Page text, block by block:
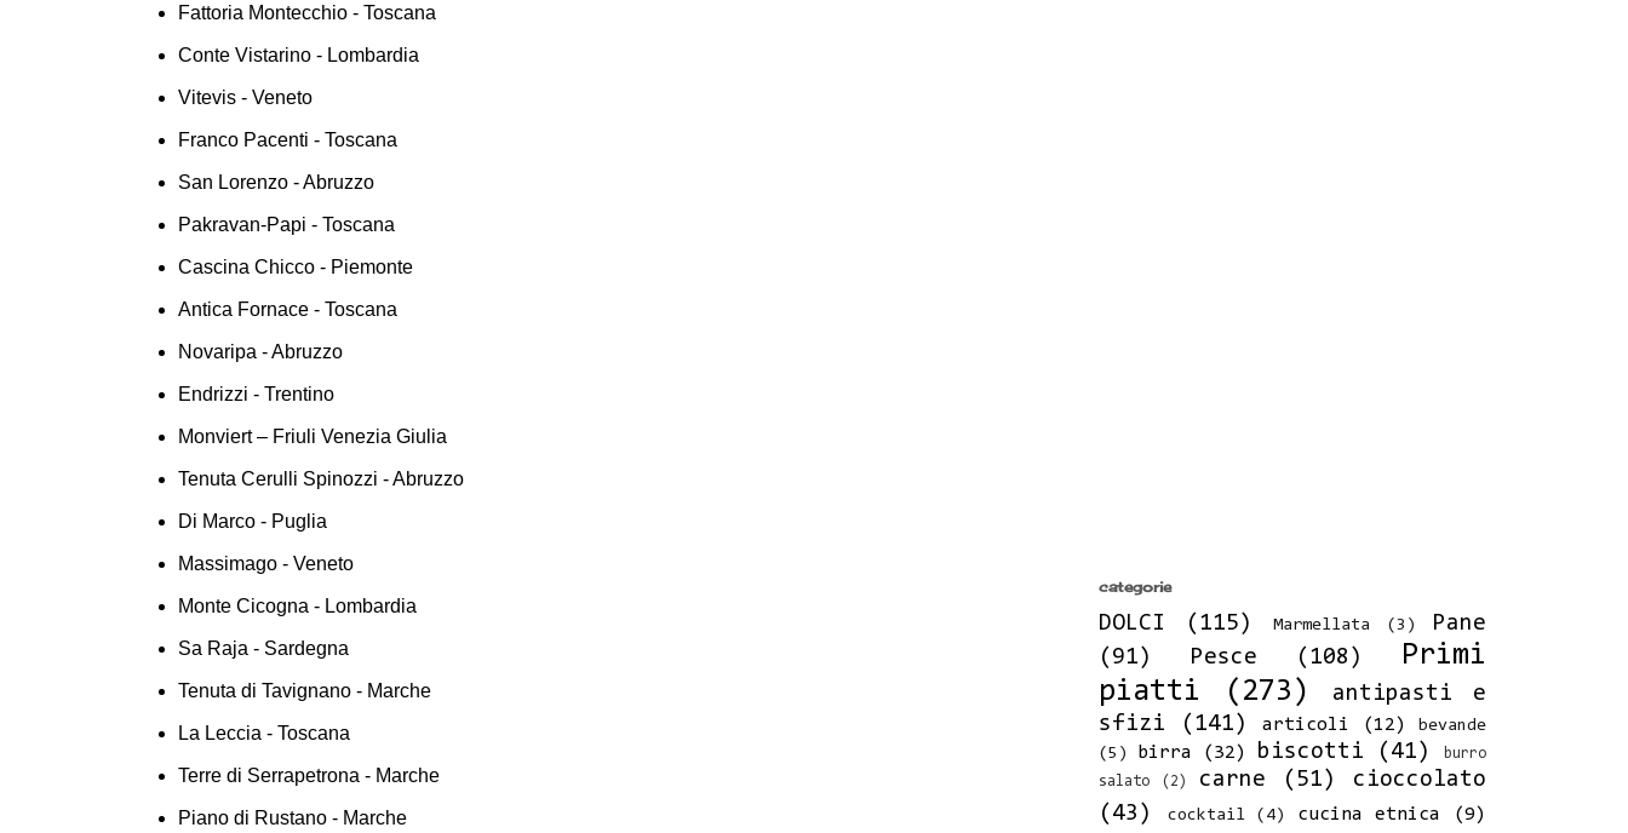
Fattoria Montecchio - Toscana
Conte Vistarino - Lombardia
Vitevis - Veneto
Franco Pacenti - Toscana
San Lorenzo - Abruzzo
Pakravan-Papi - Toscana
Cascina Chicco - Piemonte
Antica Fornace - Toscana
Novaripa - Abruzzo
Endrizzi - Trentino
Monviert – Friuli Venezia Giulia
Tenuta Cerulli Spinozzi - Abruzzo
Di Marco - Puglia
Massimago - Veneto
Monte Cicogna - Lombardia
Sa Raja - Sardegna
Tenuta di Tavignano - Marche
La Leccia - Toscana
Terre di Serrapetrona - Marche
Piano di Rustano - Marche
categorie
DOLCI (115) Marmellata (3)
Pane
(91)
Pesce (108)
Primi
piatti
(273)
antipasti e
sfizi
(141) articoli (12)
bevande
(5)
birra (32) biscotti (41)
burro
salato
(2) carne (51)
cioccolato
(43)
cocktail (4) cucina etnica (9)